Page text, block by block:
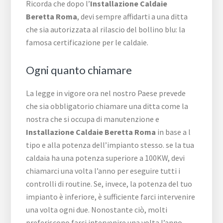
Ricorda che dopo l’Installazione Caldaie
Beretta Roma, devi sempre affidarti a una ditta
che sia autorizzata al rilascio del bollino blu: la
famosa certificazione per le caldaie.
Ogni quanto chiamare
La legge in vigore ora nel nostro Paese prevede
che sia obbligatorio chiamare una ditta come la
nostra che si occupa di manutenzione e
Installazione Caldaie Beretta Roma in base a l
tipo e alla potenza dell’impianto stesso. se la tua
caldaia ha una potenza superiore a 100KW, devi
chiamarci una volta l’anno per eseguire tutti i
controlli di routine. Se, invece, la potenza del tuo
impianto è inferiore, è sufficiente farci intervenire
una volta ogni due. Nonostante ciò, molti